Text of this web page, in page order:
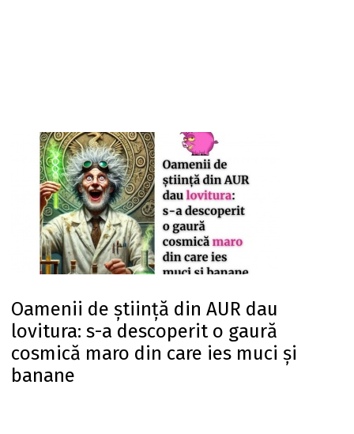
Oamenii de știință din AUR dau
lovitura: s-a descoperit o gaură
cosmică maro din care ies muci și
banane